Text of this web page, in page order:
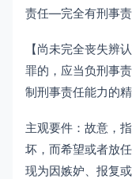
责任—完全有刑事责
【尚未完全丧失辨
罪的，应当负刑事
制刑事责任能力的精
主观要件：故意，
坏，而希望或者放
现为因嫉妒、报复